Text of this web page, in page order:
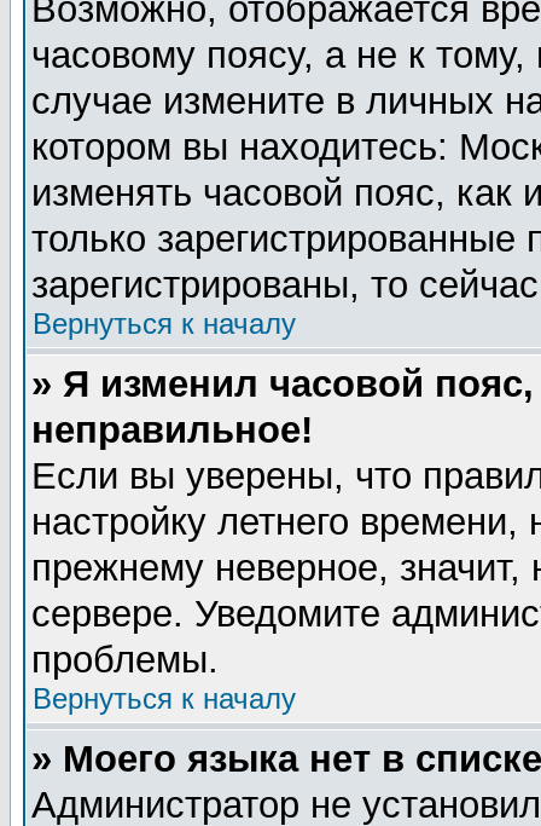
Возможно, отображается
часовому поясу, а не к
случае измените в личных
котором вы находитесь:
изменять часовой пояс, как
только
зарегистрированы, то
Вернуться к началу
» Я изменил часовой
неправильное!
Если вы уверены, что
настройку летнего
прежнему неверное,
сервере. Уведомите
проблемы.
Вернуться к началу
» Моего языка нет в
Администратор не